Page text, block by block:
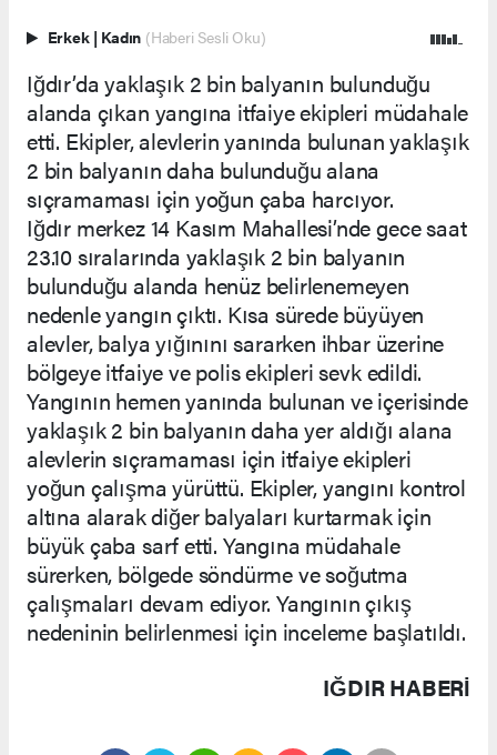
Erkek | Kadın (Haberi Sesli Oku)
Iğdır’da yaklaşık 2 bin balyanın bulunduğu
alanda çıkan yangına itfaiye ekipleri müdahale
etti. Ekipler, alevlerin yanında bulunan yaklaşık
2 bin balyanın daha bulunduğu alana
sıçramaması için yoğun çaba harcıyor.
Iğdır merkez 14 Kasım Mahallesi’nde gece saat
23.10 sıralarında yaklaşık 2 bin balyanın
bulunduğu alanda henüz belirlenemeyen
nedenle yangın çıktı. Kısa sürede büyüyen
alevler, balya yığınını sararken ihbar üzerine
bölgeye itfaiye ve polis ekipleri sevk edildi.
Yangının hemen yanında bulunan ve içerisinde
yaklaşık 2 bin balyanın daha yer aldığı alana
alevlerin sıçramaması için itfaiye ekipleri
yoğun çalışma yürüttü. Ekipler, yangını kontrol
altına alarak diğer balyaları kurtarmak için
büyük çaba sarf etti. Yangına müdahale
sürerken, bölgede söndürme ve soğutma
çalışmaları devam ediyor. Yangının çıkış
nedeninin belirlenmesi için inceleme başlatıldı.
IĞDIR HABERİ